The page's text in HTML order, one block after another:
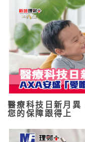
醫療科技日新月
您的保障跟得上